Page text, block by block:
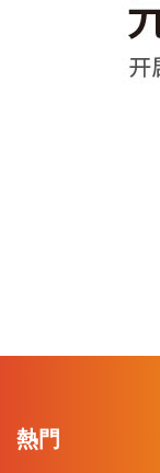
熱門